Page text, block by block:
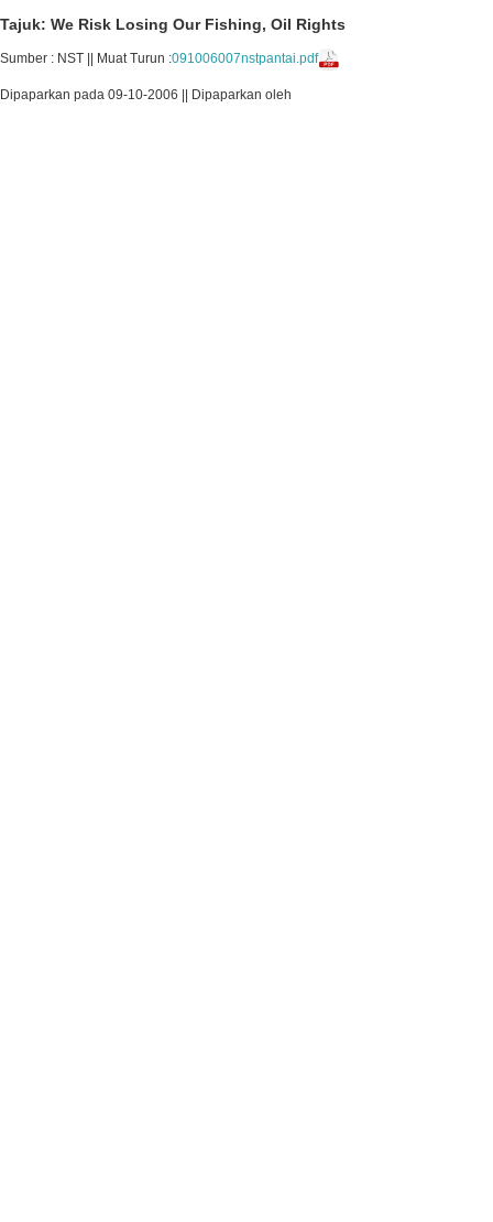
Tajuk: We Risk Losing Our Fishing, Oil Rights
Sumber : NST || Muat Turun :091006007nstpantai.pdf
Dipaparkan pada 09-10-2006 || Dipaparkan oleh